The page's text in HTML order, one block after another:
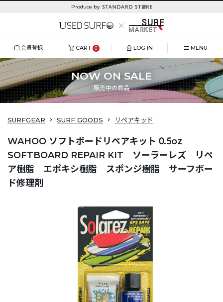
Produce by
会員登録 CART 0 LOG IN MENU
NOW ON SALE
販売中の商品
SURFGEAR SURF GOODS リペアキッド
WAHOO ソフトボードリペアキット 0.5oz
SOFTBOARD REPAIR KIT ソーラーレズ リペ
ア樹脂 エポキシ樹脂 スポンジ樹脂 サーフボー
ド修理剤